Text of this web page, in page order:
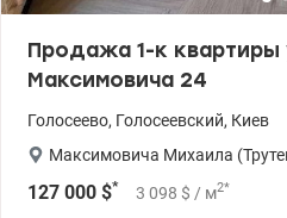
Продажа 1-к квартиры
Максимовича 24
Голосеево, Голосеевский, Киев
Максимовича Михаила
127 000 $* 3 098 $ / м2*